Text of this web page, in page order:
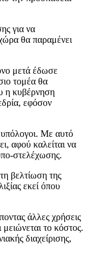
για να
θα παραμένει
μετά έδωσε
τομέα θα
η κυβέρνηση
εφόσον
υπόλογοι. Με αυτό
αφού καλείται να
στελέχωσης.
βελτίωση της
εκεί όπου
άλλες χρήσεις
το κόστος.
διαχείρισης,